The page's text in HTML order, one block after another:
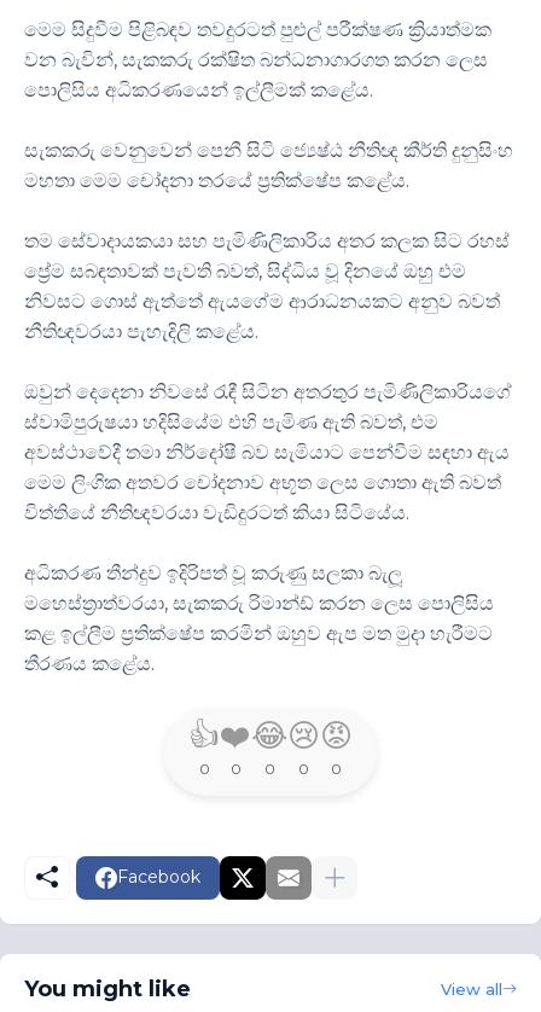
මෙම සිදුවීම පිළිබඳව තවදුරටත් පුළුල් පරීක්ෂණ ක්‍රියාත්මක
වන බැවින්, සැකකරු රක්ෂිත බන්ධනාගාරගත කරන ලෙස
පොලිසිය අධිකරණයෙන් ඉල්ලීමක් කළේය.
සැකකරු වෙනුවෙන් පෙනී සිටි ජ්‍යෙෂ්ඨ නීතිඥ කීර්ති දුනුසිංහ
මහතා මෙම චෝදනා තරයේ ප්‍රතික්ෂේප කළේය.
තම සේවාදායකයා සහ පැමිණිලිකාරිය අතර කලක සිට රහස්
ප්‍රේම සබඳතාවක් පැවති බවත්, සිද්ධිය වූ දිනයේ ඔහු එම
නිවසට ගොස් ඇත්තේ ඇයගේම ආරාධනයකට අනුව බවත්
නීතිඥවරයා පැහැදිලි කළේය.
ඔවුන් දෙදෙනා නිවසේ රැඳී සිටින අතරතුර පැමිණිලිකාරියගේ
ස්වාමිපුරුෂයා හදිසියේම එහි පැමිණ ඇති බවත්, එම
අවස්ථාවේදී තමා නිර්දෝෂී බව සැමියාට පෙන්වීම සඳහා ඇය
මෙම ලිංගික අතවර චෝදනාව අභූත ලෙස ගොතා ඇති බවත්
විත්තියේ නීතිඥවරයා වැඩිදුරටත් කියා සිටියේය.
අධිකරණ තීන්දුව ඉදිරිපත් වූ කරුණු සලකා බැලූ
මහෙස්ත්‍රාත්වරයා, සැකකරු රිමාන්ඩ් කරන ලෙස පොලිසිය
කළ ඉල්ලීම ප්‍රතික්ෂේප කරමින් ඔහුව ඇප මත මුදා හැරීමට
තීරණය කළේය.
👍
0
❤️
0
😂
0
😢
0
😡
0
Facebook
You might like View all